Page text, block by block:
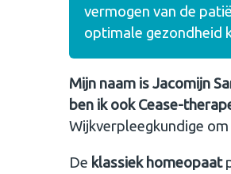
vermogen van de
optimale gezondheid
Mijn naam is Jacomijn
ben ik ook Cease-
Wijkverpleegkundige
De klassiek homeopaat